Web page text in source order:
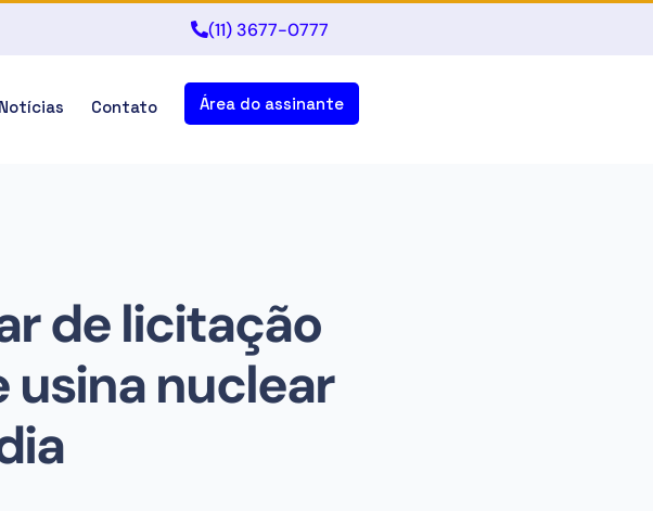
(11) 3677-0777
Notícias Contato Área do assinante
de licitação
usina nuclear